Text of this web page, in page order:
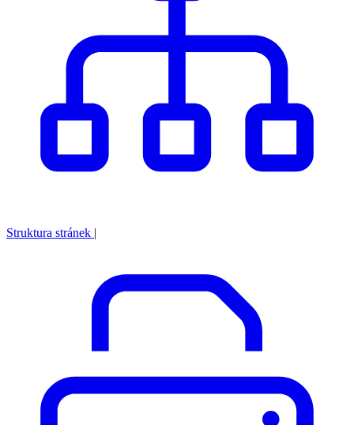
Struktura stránek |